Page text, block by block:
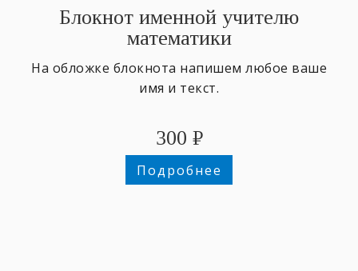
Блокнот именной учителю
математики
На обложке блокнота напишем любое ваше
имя и текст.
300 ₽
Подробнее